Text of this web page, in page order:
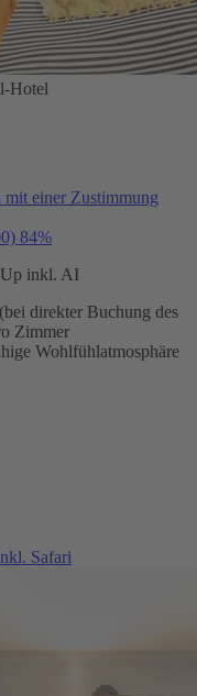
Hotel
einer Zustimmung
84%
Up inkl. AI
direkter Buchung des
Zimmer
Wohlfühlatmosphäre
Safari